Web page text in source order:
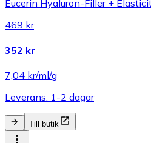
Eucerin Hyaluron-Filler +
469 kr
352 kr
7,04 kr/ml/g
Leverans: 1-2 dagar
Till butik